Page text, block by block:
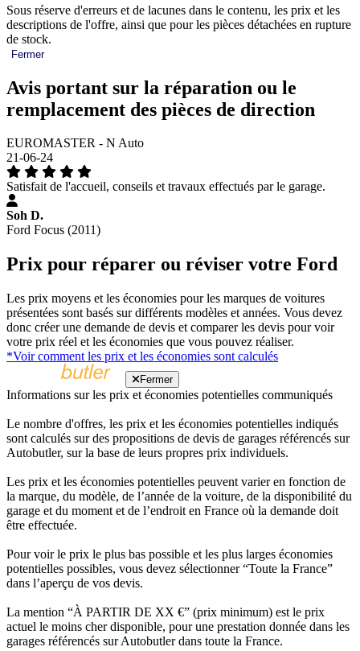
Sous réserve d'erreurs et de lacunes dans le contenu, les prix et les
descriptions de l'offre, ainsi que pour les pièces détachées en rupture
de stock.
Fermer
Avis portant sur la réparation ou le
remplacement des pièces de direction
EUROMASTER - N Auto
21-06-24
Satisfait de l'accueil, conseils et travaux effectués par le garage.
Soh D.
Ford Focus (2011)
Prix pour réparer ou réviser votre Ford
Les prix moyens et les économies pour les marques de voitures
présentées sont basés sur différents modèles et années. Vous devez
donc créer une demande de devis et comparer les devis pour voir
votre prix réel et les économies que vous pouvez réaliser.
*Voir comment les prix et les économies sont calculés
Fermer
Informations sur les prix et économies potentielles communiqués
Le nombre d'offres, les prix et les économies potentielles indiqués
sont calculés sur des propositions de devis de garages référencés sur
Autobutler, sur la base de leurs propres prix individuels.
Les prix et les économies potentielles peuvent varier en fonction de
la marque, du modèle, de l’année de la voiture, de la disponibilité du
garage et du moment et de l’endroit en France où la demande doit
être effectuée.
Pour voir le prix le plus bas possible et les plus larges économies
potentielles possibles, vous devez sélectionner “Toute la France”
dans l’aperçu de vos devis.
La mention “À PARTIR DE XX €” (prix minimum) est le prix
actuel le moins cher disponible, pour une prestation donnée dans les
garages référencés sur Autobutler dans toute la France.